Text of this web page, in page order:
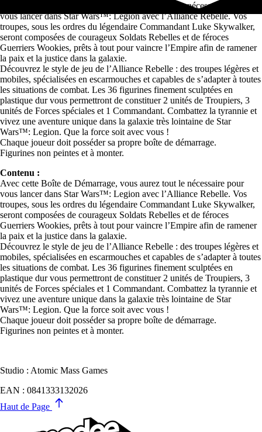
Avec cette Boîte de Démarrage, vous aurez tout le nécessaire pour
vous lancer dans Star Wars™: Legion avec l’Alliance Rebelle. Vos
troupes, sous les ordres du légendaire Commandant Luke Skywalker,
seront composées de courageux Soldats Rebelles et de féroces
Guerriers Wookies, prêts à tout pour vaincre l’Empire afin de ramener
la paix et la justice dans la galaxie.
Découvrez le style de jeu de l’Alliance Rebelle : des troupes légères et
mobiles, spécialisées en escarmouches et capables de s’adapter à toutes
les situations de combat. Les 36 figurines finement sculptées en
plastique dur vous permettront de constituer 2 unités de Troupiers, 3
unités de Forces spéciales et 1 Commandant. Combattez la tyrannie et
vivez une aventure unique dans la galaxie très lointaine de Star
Wars™: Legion. Que la force soit avec vous !
Chaque joueur doit posséder sa propre boîte de démarrage.
Figurines non peintes et à monter.
Contenu :
Avec cette Boîte de Démarrage, vous aurez tout le nécessaire pour
vous lancer dans Star Wars™: Legion avec l’Alliance Rebelle. Vos
troupes, sous les ordres du légendaire Commandant Luke Skywalker,
seront composées de courageux Soldats Rebelles et de féroces
Guerriers Wookies, prêts à tout pour vaincre l’Empire afin de ramener
la paix et la justice dans la galaxie.
Découvrez le style de jeu de l’Alliance Rebelle : des troupes légères et
mobiles, spécialisées en escarmouches et capables de s’adapter à toutes
les situations de combat. Les 36 figurines finement sculptées en
plastique dur vous permettront de constituer 2 unités de Troupiers, 3
unités de Forces spéciales et 1 Commandant. Combattez la tyrannie et
vivez une aventure unique dans la galaxie très lointaine de Star
Wars™: Legion. Que la force soit avec vous !
Chaque joueur doit posséder sa propre boîte de démarrage.
Figurines non peintes et à monter.
Studio : Atomic Mass Games
EAN : 0841333132026
Haut de Page